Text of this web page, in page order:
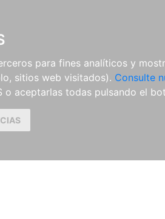
para fines analíticos y
sitios web visitados). Consulte
o aceptarlas todas pulsando el